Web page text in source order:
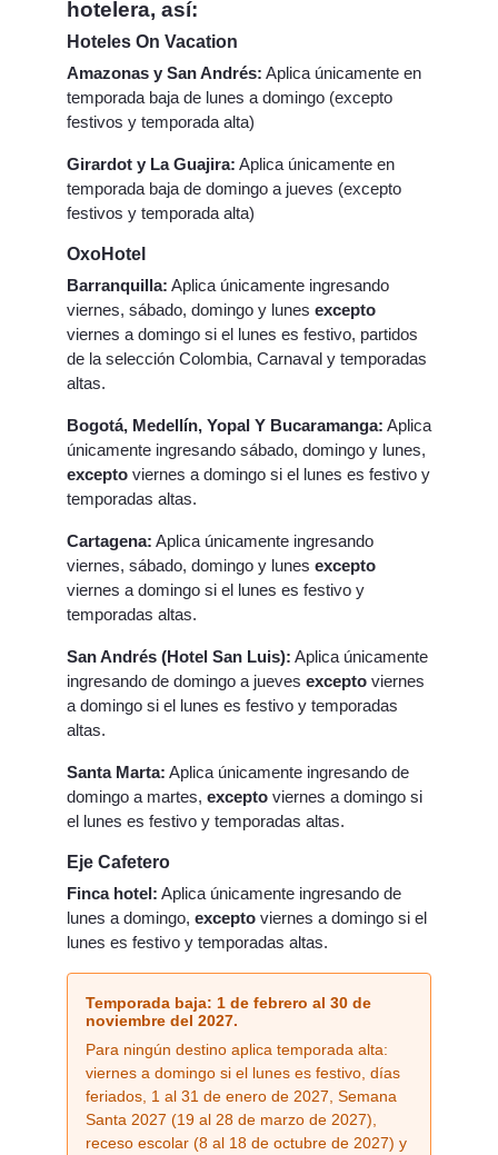
hotelera, así:
Hoteles On Vacation
Amazonas y San Andrés: Aplica únicamente en
temporada baja de lunes a domingo (excepto
festivos y temporada alta)
Girardot y La Guajira: Aplica únicamente en
temporada baja de domingo a jueves (excepto
festivos y temporada alta)
OxoHotel
Barranquilla: Aplica únicamente ingresando
viernes, sábado, domingo y lunes excepto
viernes a domingo si el lunes es festivo, partidos
de la selección Colombia, Carnaval y temporadas
altas.
Bogotá, Medellín, Yopal Y Bucaramanga: Aplica
únicamente ingresando sábado, domingo y lunes,
excepto viernes a domingo si el lunes es festivo y
temporadas altas.
Cartagena: Aplica únicamente ingresando
viernes, sábado, domingo y lunes excepto
viernes a domingo si el lunes es festivo y
temporadas altas.
San Andrés (Hotel San Luis): Aplica únicamente
ingresando de domingo a jueves excepto viernes
a domingo si el lunes es festivo y temporadas
altas.
Santa Marta: Aplica únicamente ingresando de
domingo a martes, excepto viernes a domingo si
el lunes es festivo y temporadas altas.
Eje Cafetero
Finca hotel: Aplica únicamente ingresando de
lunes a domingo, excepto viernes a domingo si el
lunes es festivo y temporadas altas.
Temporada baja: 1 de febrero al 30 de
noviembre del 2027.
Para ningún destino aplica temporada alta:
viernes a domingo si el lunes es festivo, días
feriados, 1 al 31 de enero de 2027, Semana
Santa 2027 (19 al 28 de marzo de 2027),
receso escolar (8 al 18 de octubre de 2027) y